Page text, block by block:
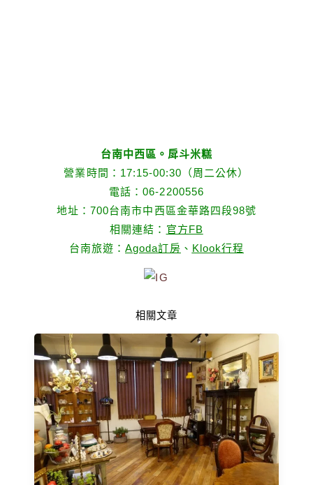
台南中西區。戽斗米糕
營業時間：17:15-00:30（周二公休）
電話：06-2200556
地址：700台南市中西區金華路四段98號
相關連結： 官方FB
台南旅遊：Agoda訂房 、 Klook行程
相關文章